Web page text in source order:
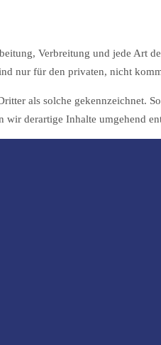
Verbreitung und jede Art
nur für den privaten, nicht
als solche gekennzeichnet.
wir derartige Inhalte umgehend